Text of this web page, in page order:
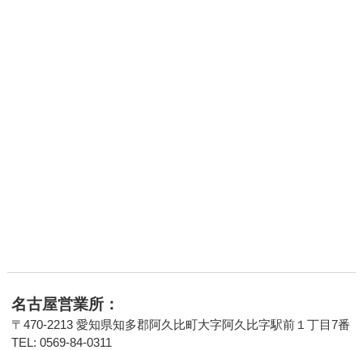
名古屋営業所：
〒470-2213 愛知県知多郡阿久比町大字阿久比字駅前１丁目7番
TEL: 0569-84-0311